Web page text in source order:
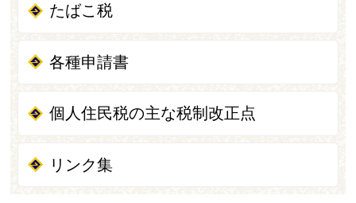
たばこ税
各種申請書
個人住民税の主な税制改正点
リンク集